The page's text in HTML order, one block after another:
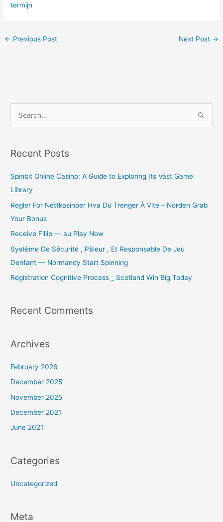
termijn
← Previous Post Next Post →
r
h
f
o
r
:
Recent Posts
Spinbit Online Casino: A Guide to Exploring Its Vast Game
Library
Regler For Nettkasinoer Hva Du Trenger Å Vite – Norden Grab
Your Bonus
Receive Fillip — au Play Now
Système De Sécurité , Pâleur , Et Responsable De Jeu
Denfant — Normandy Start Spinning
Registration Cognitive Process _ Scotland Win Big Today
Recent Comments
Archives
February 2026
December 2025
November 2025
December 2021
June 2021
Categories
Uncategorized
Meta